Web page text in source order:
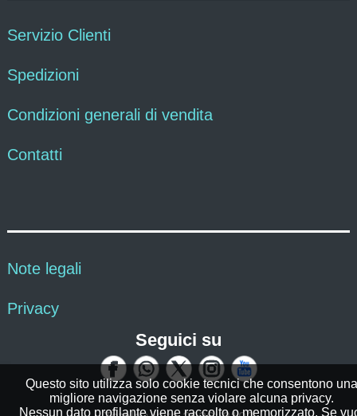
Servizio Clienti
Spedizioni
Condizioni generali di vendita
Contatti
Note legali
Privacy
Seguici su
Questo sito utilizza solo cookie tecnici che consentono una
migliore navigazione senza violare alcuna privacy.
Nessun dato profilante viene raccolto o memorizzato. Se